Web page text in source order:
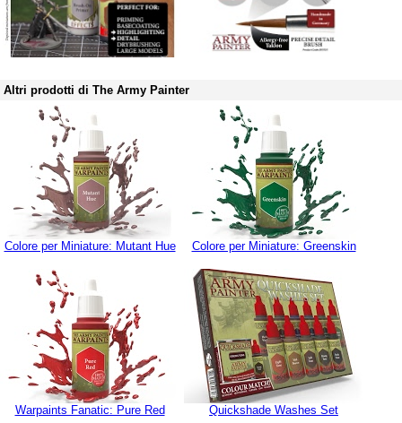
Altri prodotti di The Army Painter
Colore per Miniature: Mutant Hue Colore per Miniature: Greenskin
Warpaints Fanatic: Pure Red Quickshade Washes Set